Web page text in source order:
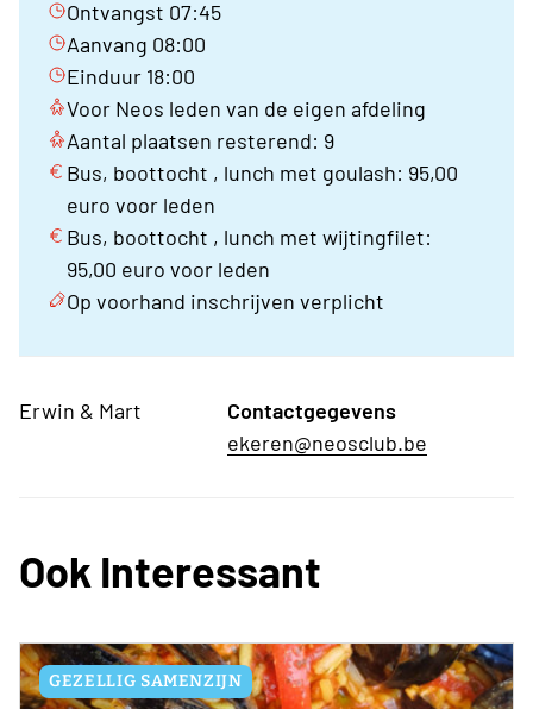
Ontvangst 07:45
Aanvang 08:00
Einduur 18:00
Voor Neos leden van de eigen afdeling
Aantal plaatsen resterend: 9
Bus, boottocht , lunch met goulash: 95,00
euro voor leden
Bus, boottocht , lunch met wijtingfilet:
95,00 euro voor leden
Op voorhand inschrijven verplicht
Erwin & Mart
Contactgegevens
ekeren@neosclub.be
Ook Interessant
GEZELLIG SAMENZIJN